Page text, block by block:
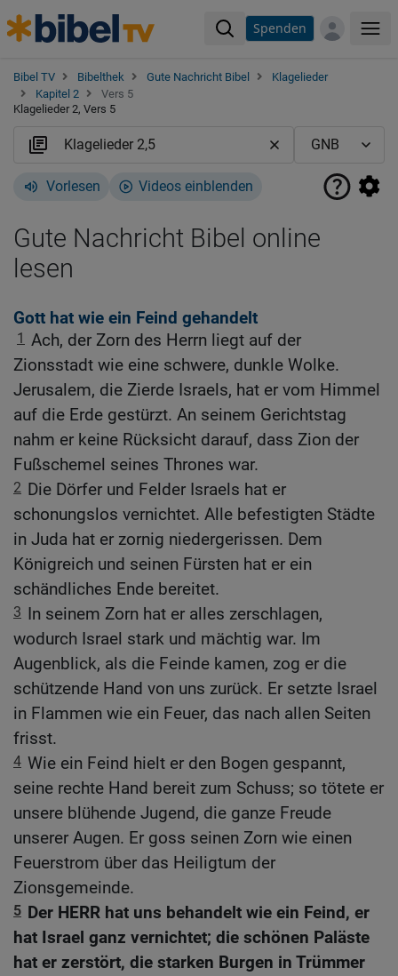
Spenden
Bibel TV Bibelthek Gute Nachricht Bibel
Klagelieder
Kapitel 2
Vers 5
Klagelieder 2, Vers 5
Vorlesen Videos einblenden
Gute Nachricht Bibel online
lesen
Gott hat wie ein Feind gehandelt
1 Ach, der Zorn des Herrn liegt auf der
Zionsstadt wie eine schwere, dunkle Wolke.
Jerusalem, die Zierde Israels, hat er vom Himmel
auf die Erde gestürzt. An seinem Gerichtstag
nahm er keine Rücksicht darauf, dass Zion der
Fußschemel seines Thrones war.
2 Die Dörfer und Felder Israels hat er
schonungslos vernichtet. Alle befestigten Städte
in Juda hat er zornig niedergerissen. Dem
Königreich und seinen Fürsten hat er ein
schändliches Ende bereitet.
3 In seinem Zorn hat er alles zerschlagen,
wodurch Israel stark und mächtig war. Im
Augenblick, als die Feinde kamen, zog er die
schützende Hand von uns zurück. Er setzte Israel
in Flammen wie ein Feuer, das nach allen Seiten
frisst.
4 Wie ein Feind hielt er den Bogen gespannt,
seine rechte Hand bereit zum Schuss; so tötete er
unsere blühende Jugend, die ganze Freude
unserer Augen. Er goss seinen Zorn wie einen
Feuerstrom über das Heiligtum der
Zionsgemeinde.
5 Der HERR hat uns behandelt wie ein Feind, er
hat Israel ganz vernichtet; die schönen Paläste
hat er zerstört, die starken Burgen in Trümmer